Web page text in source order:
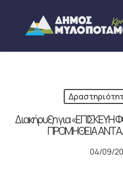
content
Διακήρυξη για
ΠΡΟΜΗΘΕΙΑ
04/09/